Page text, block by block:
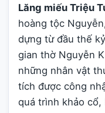
Lăng miếu Triệu
hoàng tộc
dựng từ đầu thế
gian thờ Nguyễn
những nhân vật
tích được công
quá trình khảo